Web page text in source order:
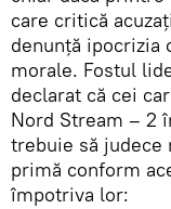
care critică
denunță ipocrizia
morale. Fostul
declarat că cei
Nord Stream – 2
trebuie să
primă conform
împotriva lor: